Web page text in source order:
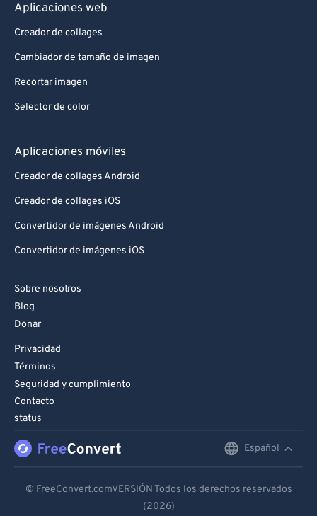
Aplicaciones web
Creador de collages
Cambiador de tamaño de imagen
Recortar imagen
Selector de color
Aplicaciones móviles
Creador de collages Android
Creador de collages iOS
Convertidor de imágenes Android
Convertidor de imágenes iOS
Sobre nosotros
Blog
Donar
Privacidad
Términos
Seguridad y cumplimiento
Contacto
status
Español
Español
© FreeConvert.comVERSIÓN Todos los derechos reservados
(2026)